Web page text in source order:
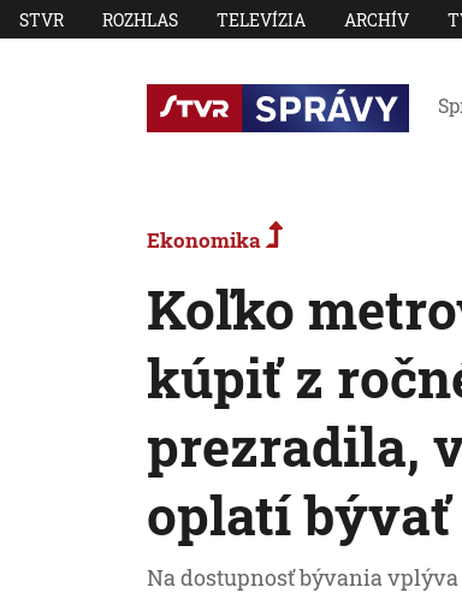
STVR ROZHLAS TELEVÍZIA ARCHÍV
Ekonomika
Koľko
kúpiť z
prezradila,
oplatí bývať
Na dostupnosť bývania